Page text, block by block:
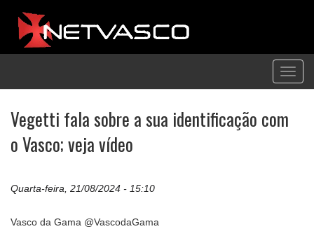
Vegetti fala sobre a sua identificação com
o Vasco; veja vídeo
Quarta-feira, 21/08/2024 - 15:10
Vasco da Gama @VascodaGama